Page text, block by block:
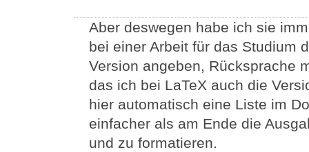
Aber deswegen habe ich sie
bei einer Arbeit für das Studium
Version angeben, Rücksprache
das ich bei LaTeX auch die
hier automatisch eine Liste im
einfacher als am Ende die
und zu formatieren.